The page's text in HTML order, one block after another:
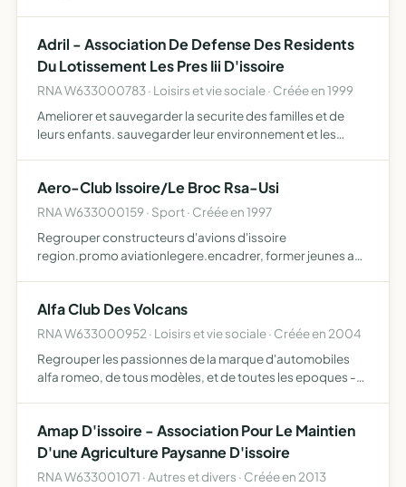
Adril - Association De Defense Des Residents
Du Lotissement Les Pres Iii D'issoire
RNA W633000783 · Loisirs et vie sociale · Créée en 1999
Ameliorer et sauvegarder la securite des familles et de
leurs enfants. sauvegarder leur environnement et les
pour tout p…
Aero-Club Issoire/Le Broc Rsa-Usi
RNA W633000159 · Sport · Créée en 1997
Regrouper constructeurs d'avions d'issoire
region.promo aviationlegere.encadrer, former jeunes a
Alfa Club Des Volcans
RNA W633000952 · Loisirs et vie sociale · Créée en 2004
Regrouper les passionnes de la marque d'automobiles
alfa romeo, de tous modèles, et de toutes les epoques -
des…
Amap D'issoire - Association Pour Le Maintien
D'une Agriculture Paysanne D'issoire
RNA W633001071 · Autres et divers · Créée en 2013